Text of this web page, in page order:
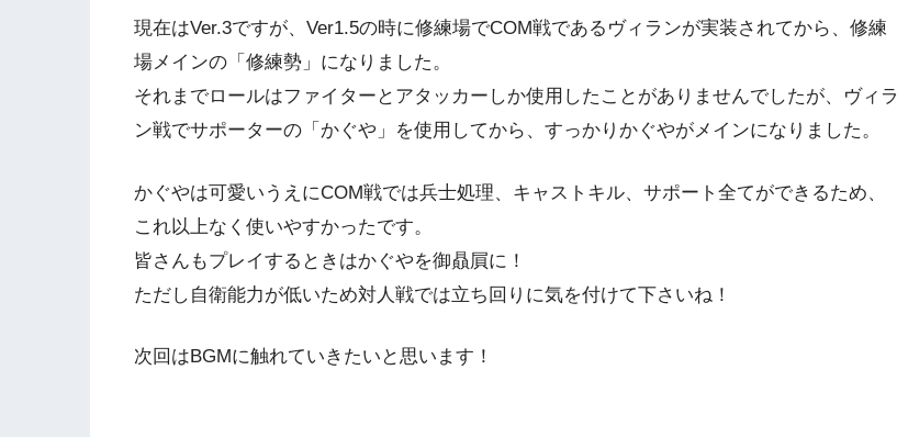
現在はVer.3ですが、Ver1.5の時に修練場でCOM戦であるヴィランが実装されてから、修練
場メインの「修練勢」になりました。
それまでロールはファイターとアタッカーしか使用したことがありませんでしたが、ヴィラ
ン戦でサポーターの「かぐや」を使用してから、すっかりかぐやがメインになりました。
かぐやは可愛いうえにCOM戦では兵士処理、キャストキル、サポート全てができるため、
これ以上なく使いやすかったです。
皆さんもプレイするときはかぐやを御贔屓に！
ただし自衛能力が低いため対人戦では立ち回りに気を付けて下さいね！
次回はBGMに触れていきたいと思います！